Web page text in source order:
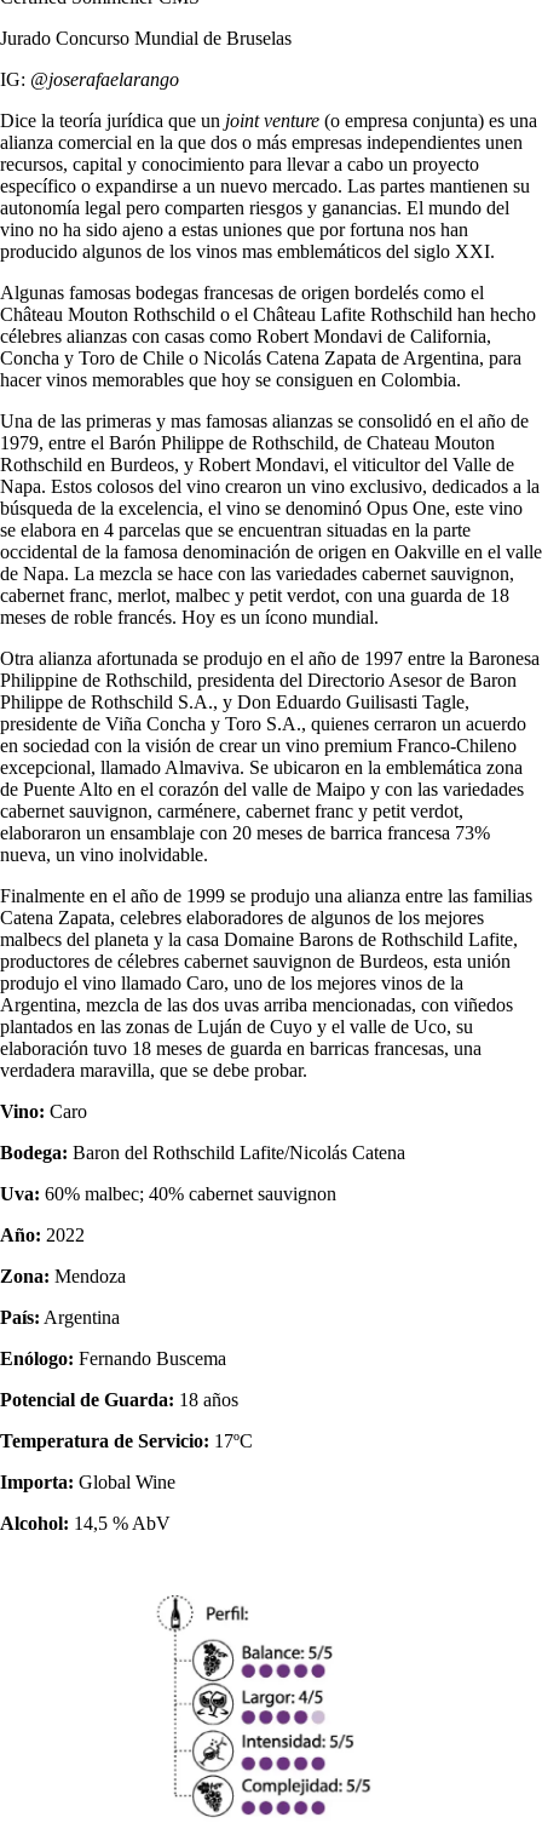
Jurado Concurso Mundial de Bruselas
IG: @joserafaelarango
Dice la teoría jurídica que un joint venture (o empresa conjunta) es una
alianza comercial en la que dos o más empresas independientes unen
recursos, capital y conocimiento para llevar a cabo un proyecto
específico o expandirse a un nuevo mercado. Las partes mantienen su
autonomía legal pero comparten riesgos y ganancias. El mundo del
vino no ha sido ajeno a estas uniones que por fortuna nos han
producido algunos de los vinos mas emblemáticos del siglo XXI.
Algunas famosas bodegas francesas de origen bordelés como el
Château Mouton Rothschild o el Château Lafite Rothschild han hecho
célebres alianzas con casas como Robert Mondavi de California,
Concha y Toro de Chile o Nicolás Catena Zapata de Argentina, para
hacer vinos memorables que hoy se consiguen en Colombia.
Una de las primeras y mas famosas alianzas se consolidó en el año de
1979, entre el Barón Philippe de Rothschild, de Chateau Mouton
Rothschild en Burdeos, y Robert Mondavi, el viticultor del Valle de
Napa. Estos colosos del vino crearon un vino exclusivo, dedicados a la
búsqueda de la excelencia, el vino se denominó Opus One, este vino
se elabora en 4 parcelas que se encuentran situadas en la parte
occidental de la famosa denominación de origen en Oakville en el valle
de Napa. La mezcla se hace con las variedades cabernet sauvignon,
cabernet franc, merlot, malbec y petit verdot, con una guarda de 18
meses de roble francés. Hoy es un ícono mundial.
Otra alianza afortunada se produjo en el año de 1997 entre la Baronesa
Philippine de Rothschild, presidenta del Directorio Asesor de Baron
Philippe de Rothschild S.A., y Don Eduardo Guilisasti Tagle,
presidente de Viña Concha y Toro S.A., quienes cerraron un acuerdo
en sociedad con la visión de crear un vino premium Franco-Chileno
excepcional, llamado Almaviva. Se ubicaron en la emblemática zona
de Puente Alto en el corazón del valle de Maipo y con las variedades
cabernet sauvignon, carménere, cabernet franc y petit verdot,
elaboraron un ensamblaje con 20 meses de barrica francesa 73%
nueva, un vino inolvidable.
Finalmente en el año de 1999 se produjo una alianza entre las familias
Catena Zapata, celebres elaboradores de algunos de los mejores
malbecs del planeta y la casa Domaine Barons de Rothschild Lafite,
productores de célebres cabernet sauvignon de Burdeos, esta unión
produjo el vino llamado Caro, uno de los mejores vinos de la
Argentina, mezcla de las dos uvas arriba mencionadas, con viñedos
plantados en las zonas de Luján de Cuyo y el valle de Uco, su
elaboración tuvo 18 meses de guarda en barricas francesas, una
verdadera maravilla, que se debe probar.
Vino: Caro
Bodega: Baron del Rothschild Lafite/Nicolás Catena
Uva: 60% malbec; 40% cabernet sauvignon
Año: 2022
Zona: Mendoza
País: Argentina
Enólogo: Fernando Buscema
Potencial de Guarda: 18 años
Temperatura de Servicio: 17ºC
Importa: Global Wine
Alcohol: 14,5 % AbV